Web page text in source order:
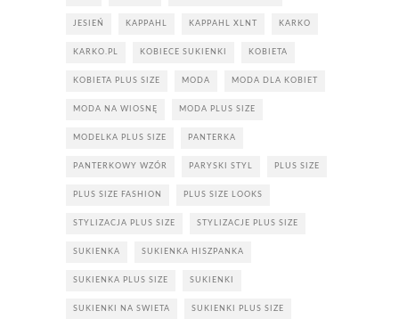
JESIEŃ KAPPAHL KAPPAHL XLNT KARKO
KARKO.PL KOBIECE SUKIENKI KOBIETA
KOBIETA PLUS SIZE MODA MODA DLA KOBIET
MODA NA WIOSNĘ MODA PLUS SIZE
MODELKA PLUS SIZE PANTERKA
PANTERKOWY WZÓR PARYSKI STYL PLUS SIZE
PLUS SIZE FASHION PLUS SIZE LOOKS
STYLIZACJA PLUS SIZE STYLIZACJE PLUS SIZE
SUKIENKA SUKIENKA HISZPANKA
SUKIENKA PLUS SIZE SUKIENKI
SUKIENKI NA SWIETA SUKIENKI PLUS SIZE